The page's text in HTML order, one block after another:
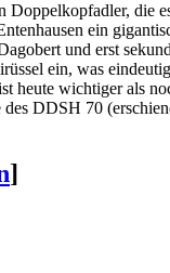
ein
und erst
ein, was
heute wichtiger als
DDSH 70
]